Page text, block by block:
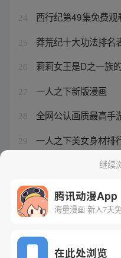
24 西行纪第49集免费观
25 莽荒纪十大功法排名
26 莉莉女王是D之一族
27 一人之下新版漫画
28 全网公认画质最高手
29 一人之下美女身材排
继续
腾讯动漫App
海量漫画 新人7天
在此处浏览
网站备案/许可